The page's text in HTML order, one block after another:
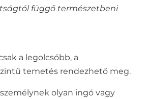
függő természetbeni
a legolcsóbb, a
temetés rendezhető meg.
olyan ingó vagy